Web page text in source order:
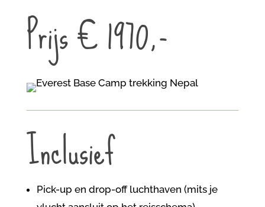
Prijs € 1970,-
Inclusief
Pick-up en drop-off luchthaven (mits je